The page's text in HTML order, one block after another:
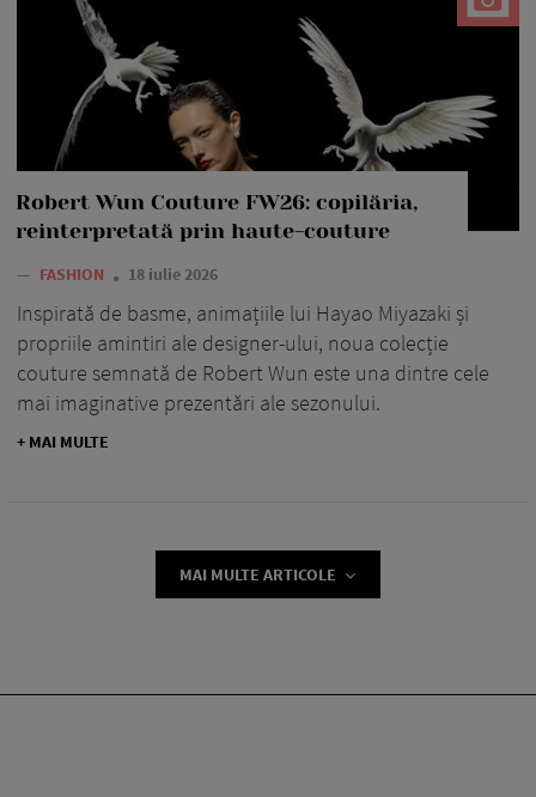
Robert Wun Couture FW26: copilăria,
reinterpretată prin haute-couture
— FASHION 18 iulie 2026
Inspirată de basme, animațiile lui Hayao Miyazaki și
propriile amintiri ale designer-ului, noua colecție
couture semnată de Robert Wun este una dintre cele
mai imaginative prezentări ale sezonului.
+ MAI MULTE
MAI MULTE ARTICOLE